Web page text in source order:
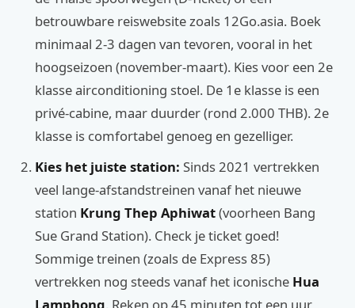
betrouwbare reiswebsite zoals 12Go.asia. Boek
minimaal 2-3 dagen van tevoren, vooral in het
hoogseizoen (november-maart). Kies voor een 2e
klasse airconditioning stoel. De 1e klasse is een
privé-cabine, maar duurder (rond 2.000 THB). 2e
klasse is comfortabel genoeg en gezelliger.
Kies het juiste station: Sinds 2021 vertrekken
veel lange-afstandstreinen vanaf het nieuwe
station Krung Thep Aphiwat(voorheen Bang
Sue Grand Station). Check je ticket goed!
Sommige treinen (zoals de Express 85)
vertrekken nog steeds vanaf het iconische Hua